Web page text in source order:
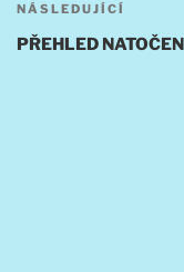
Následující
příspěvek
NÁSLEDUJÍCÍ
PŘEHLED